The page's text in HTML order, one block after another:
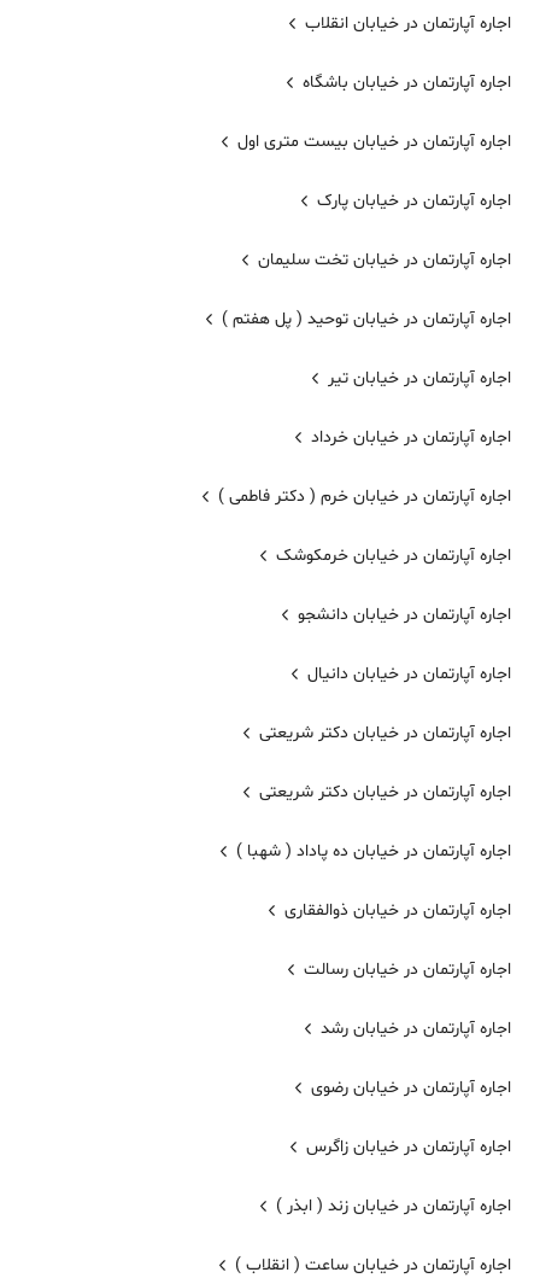
اجاره آپارتمان در خیابان انقلاب
اجاره آپارتمان در خیابان باشگاه
اجاره آپارتمان در خیابان بیست متری اول
اجاره آپارتمان در خیابان پارک
اجاره آپارتمان در خیابان تخت سلیمان
اجاره آپارتمان در خیابان توحید ( پل هفتم )
اجاره آپارتمان در خیابان تیر
اجاره آپارتمان در خیابان خرداد
اجاره آپارتمان در خیابان خرم ( دکتر فاطمی )
اجاره آپارتمان در خیابان خرمکوشک
اجاره آپارتمان در خیابان دانشجو
اجاره آپارتمان در خیابان دانیال
اجاره آپارتمان در خیابان دکتر شریعتی
اجاره آپارتمان در خیابان دکتر شریعتی
اجاره آپارتمان در خیابان ده پاداد ( شهبا )
اجاره آپارتمان در خیابان ذوالفقاری
اجاره آپارتمان در خیابان رسالت
اجاره آپارتمان در خیابان رشد
اجاره آپارتمان در خیابان رضوی
اجاره آپارتمان در خیابان زاگرس
اجاره آپارتمان در خیابان زند ( ابذر )
اجاره آپارتمان در خیابان ساعت ( انقلاب )